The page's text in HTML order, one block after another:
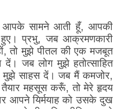
आपके सामने आती हूँ, आपकी
हुए। प्रभु, जब आक्रमणकारी
तो मुझे पीतल की एक मजबूत
दें। जब लोग मुझे हतोत्साहित
मुझे साहस दें। जब मैं कमजोर,
महसूस करूँ, तो मेरे हृदय
आपने यिर्मयाह को उसके दुख